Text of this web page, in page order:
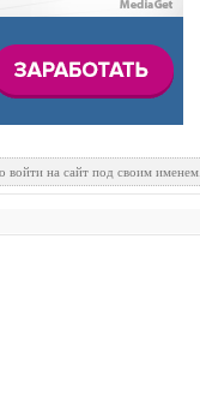
войти на сайт под своим именем.